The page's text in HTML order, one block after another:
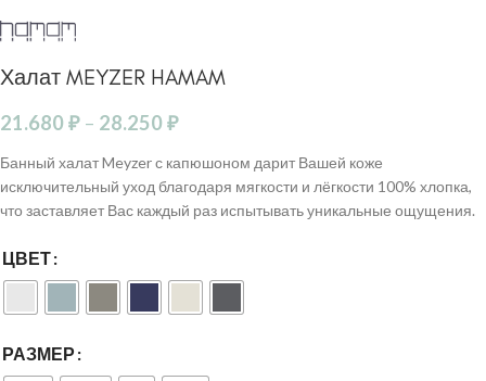
Халат MEYZER HAMAM
21.680₽ – 28.250₽
Банный халат Meyzer с капюшоном дарит Вашей коже
исключительный уход благодаря мягкости и лёгкости 100% хлопка,
что заставляет Вас каждый раз испытывать уникальные ощущения.
ЦВЕТ
РАЗМЕР